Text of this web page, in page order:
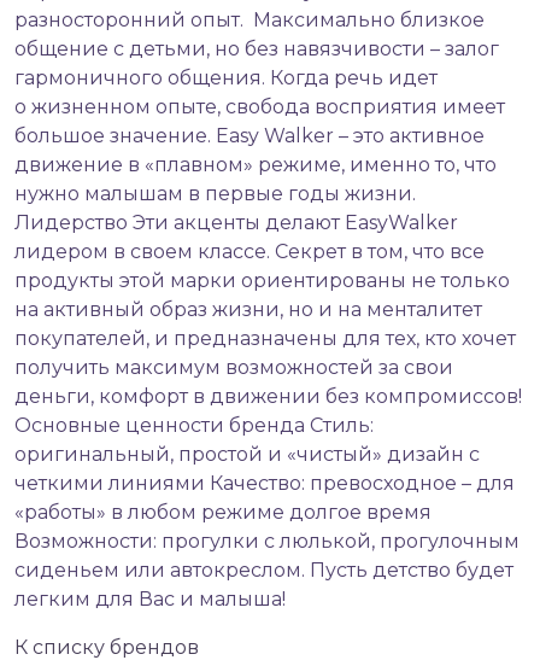
разносторонний опыт. Максимально близкое
общение с детьми, но без навязчивости – залог
гармоничного общения. Когда речь идет
о жизненном опыте, свобода восприятия имеет
большое значение. Easy Walker – это активное
движение в «плавном» режиме, именно то, что
нужно малышам в первые годы жизни.
Лидерство Эти акценты делают EasyWalker
лидером в своем классе. Секрет в том, что все
продукты этой марки ориентированы не только
на активный образ жизни, но и на менталитет
покупателей, и предназначены для тех, кто хочет
получить максимум возможностей за свои
деньги, комфорт в движении без компромиссов!
Основные ценности бренда Стиль:
оригинальный, простой и «чистый» дизайн с
четкими линиями Качество: превосходное – для
«работы» в любом режиме долгое время
Возможности: прогулки с люлькой, прогулочным
сиденьем или автокреслом. Пусть детство будет
легким для Вас и малыша!
К списку брендов